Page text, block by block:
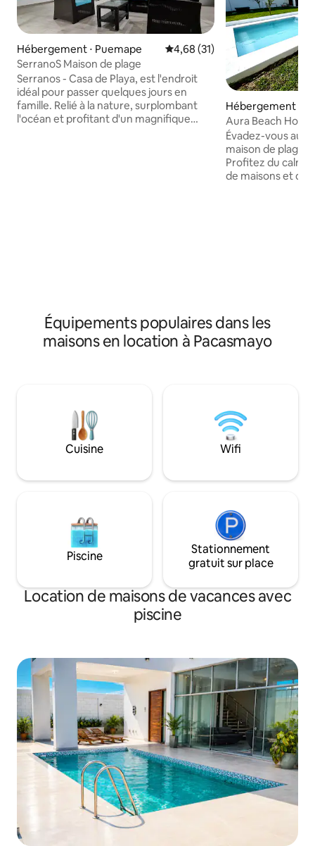
Hébergement ⋅ Puemape Évaluation moyenne sur la
4,68 (31)
SerranoS Maison de plage
Serranos - Casa de Playa, est l'endroit
idéal pour passer quelques jours en
famille. Relié à la nature, surplombant
l'océan et profitant d'un magnifique
Hébergement ⋅
Aura Beach
Pacasmayo
Évadez-vous au
maison de plage
Profitez du calme
de maisons et demi
belle plage de
Équipements populaires dans les
maisons en location à Pacasmayo
Cuisine Wifi
Piscine
Stationnement
gratuit sur place
Location de maisons de vacances avec
piscine